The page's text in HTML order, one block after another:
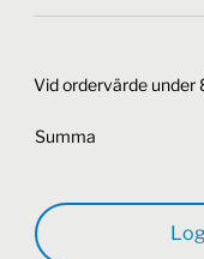
Vid ordervärde
Summa